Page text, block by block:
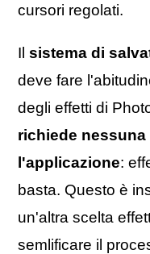
cursori regolati.
Il sistema di
deve fare
degli effetti di
richiede
l'applicazione:
basta. Questo è
un'altra scelta
semlificare il